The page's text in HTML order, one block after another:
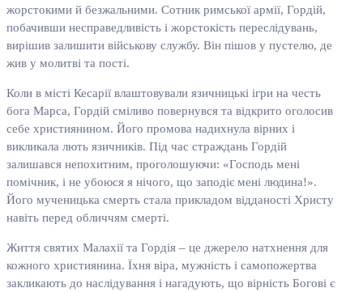
жорстокими й безжальними. Сотник римської армії, Гордій,
побачивши несправедливість і жорстокість переслідувань,
вирішив залишити військову службу. Він пішов у пустелю, де
жив у молитві та пості.
Коли в місті Кесарії влаштовували язичницькі ігри на честь
бога Марса, Гордій сміливо повернувся та відкрито оголосив
себе християнином. Його промова надихнула вірних і
викликала лють язичників. Під час страждань Гордій
залишався непохитним, проголошуючи: «Господь мені
помічник, і не убоюся я нічого, що заподіє мені людина!».
Його мученицька смерть стала прикладом відданості Христу
навіть перед обличчям смерті.
Життя святих Малахії та Гордія – це джерело натхнення для
кожного християнина. Їхня віра, мужність і самопожертва
закликають до наслідування і нагадують, що вірність Богові є